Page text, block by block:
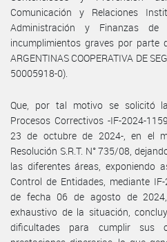
Comunicación y Relaciones
Administración y Finanzas de
incumplimientos graves por parte
ARGENTINAS COOPERATIVA DE
50005918-0).
Que, por tal motivo se solicitó
Procesos Correctivos -IF-2024-
23 de octubre de 2024-, en el
Resolución S.R.T. N° 735/08,
las diferentes áreas, exponiendo
Control de Entidades, mediante IF-
de fecha 06 de agosto de
exhaustivo de la situación,
dificultades para cumplir sus